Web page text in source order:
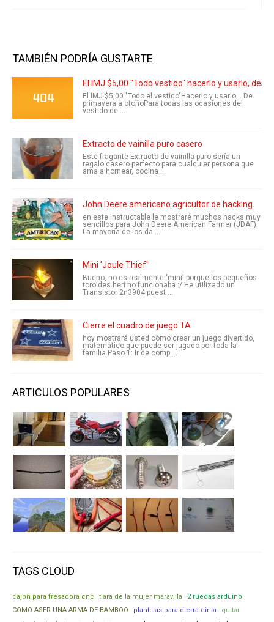
TAMBIÉN PODRÍA GUSTARTE
El IMJ $5,00 "Todo vestido" hacerlo y usarlo,
El IMJ $5,00 "Todo el vestido"Hacerlo y usarlo... De
primavera a otoñoPara todas las ocasiones del
vestido de ...
Extracto de vainilla puro casero
Este fragante Extracto de vainilla puro sería un
regalo casero perfecto para cualquier persona que
ama a hornear, cocina ...
John Deere americano agricultor de hacking
en este Instructable le mostraré muchos hacks muy
sencillos para John Deere American Farmer (JDAF).
La mayoría de los da ...
Mini 'Joule Thief'
Bueno, no es realmente 'mini' porque los pequeños
toroides herí no funcionaba :/ He utilizado un
Transistor 2n3904 puest ...
Cierre el cuadro de juego TA
hoy mostrará usted cómo crear un juego divertido,
matemático que puede ser jugado por toda la
familia.Paso 1: Ir de comp ...
ARTICULOS POPULARES
TAGS CLOUD
cajón para fresadora cnc tiara de la mujer maravilla
2 ruedas arduino
COMO ASER UNA ARMA DE BAMBOO
plantillas para cierra cinta
quitar